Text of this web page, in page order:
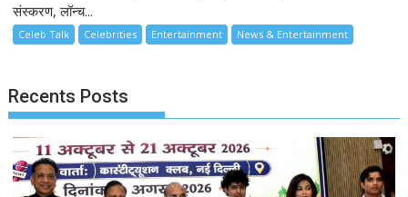
संस्करण, लॉन्च...
Celeb Talk Celebrities Entertainment News & Entertainment
Recents Posts